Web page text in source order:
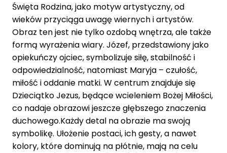
Święta Rodzina, jako motyw artystyczny, od
wieków przyciąga uwagę wiernych i artystów.
Obraz ten jest nie tylko ozdobą wnętrza, ale także
formą wyrażenia wiary. Józef, przedstawiony jako
opiekuńczy ojciec, symbolizuje siłę, stabilność i
odpowiedzialność, natomiast Maryja – czułość,
miłość i oddanie matki. W centrum znajduje się
Dzieciątko Jezus, będące wcieleniem Bożej Miłości,
co nadaje obrazowi jeszcze głębszego znaczenia
duchowego.Każdy detal na obrazie ma swoją
symbolikę. Ułożenie postaci, ich gesty, a nawet
kolory, które dominują na płótnie, mają na celu